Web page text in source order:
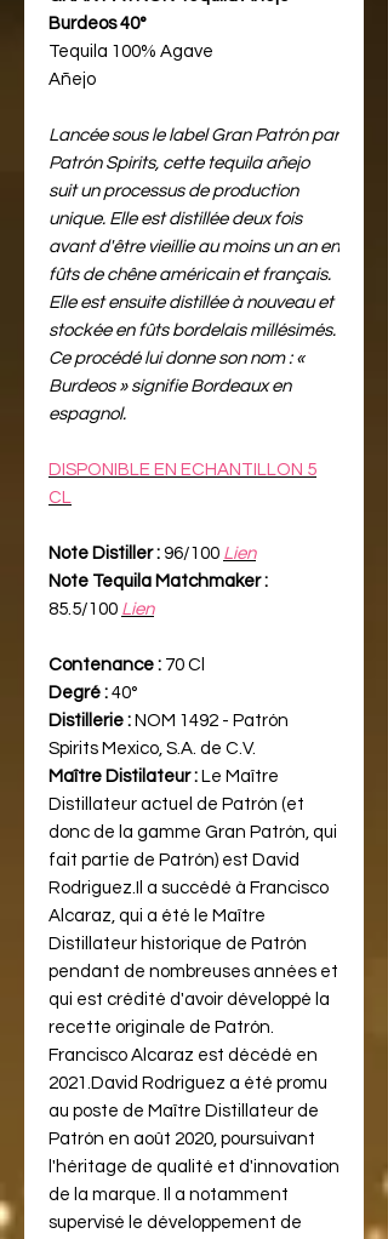
Burdeos 40°
Tequila 100% Agave
Añejo
Lancée sous le label Gran Patrón par
Patrón Spirits, cette tequila añejo
suit un processus de production
unique. Elle est distillée deux fois
avant d'être vieillie au moins un an en
fûts de chêne américain et français.
Elle est ensuite distillée à nouveau et
stockée en fûts bordelais millésimés.
Ce procédé lui donne son nom : «
Burdeos » signifie Bordeaux en
espagnol.
DISPONIBLE EN ECHANTILLON 5
CL
Note Distiller : 96/100 Lien
Note Tequila Matchmaker :
85.5/100 Lien
Contenance : 70 Cl
Degré : 40°
Distillerie : NOM 1492 - Patrón
Spirits Mexico, S.A. de C.V.
Maître Distilateur : Le Maître
Distillateur actuel de Patrón (et
donc de la gamme Gran Patrón, qui
fait partie de Patrón) est David
Rodriguez.Il a succédé à Francisco
Alcaraz, qui a été le Maître
Distillateur historique de Patrón
pendant de nombreuses années et
qui est crédité d'avoir développé la
recette originale de Patrón.
Francisco Alcaraz est décédé en
2021.David Rodriguez a été promu
au poste de Maître Distillateur de
Patrón en août 2020, poursuivant
l'héritage de qualité et d'innovation
de la marque. Il a notamment
supervisé le développement de